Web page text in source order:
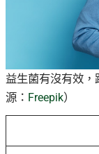
益生菌有沒有效
源： Freepik）